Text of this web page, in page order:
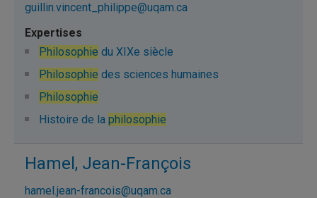
guillin.vincent_philippe@uqam.ca
Philosophie du XIXe siècle
Philosophie des sciences humaines
Philosophie
Histoire de la philosophie
Hamel, Jean-François
hamel.jean-francois@uqam.ca